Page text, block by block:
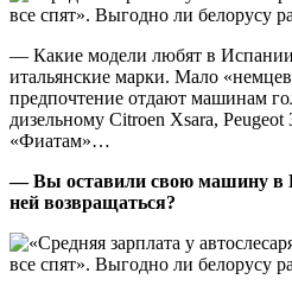
— Какие модели любят в
итальянские марки. Мало
предпочтение отдают машинам
дизельному Citroen Xsara,
«Фиатам»…
— Вы оставили свою машину в
ней возвращаться?